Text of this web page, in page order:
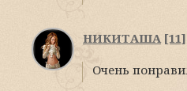
НИКИТАША [11]
Очень